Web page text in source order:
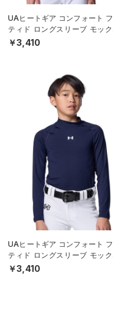
UAヒートギア コンフォート
ティド ロングスリーブ モック
ク シャツ（ベースボール/BOYS
￥3,410
UAヒートギア コンフォート
ティド ロングスリーブ モック
ク シャツ（ベースボール/BOYS
￥3,410